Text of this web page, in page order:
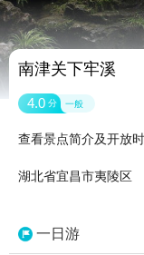
南津关下牢溪
4.0 分 一般
查看景点简介及开放
湖北省宜昌市夷陵区
一日游